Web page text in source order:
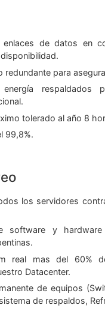
de datos en
redundante para
respaldados
tolerado al año 8
99,8%.
los servidores
software y
real mas del 60%
Datacenter.
de equipos
de respaldos,